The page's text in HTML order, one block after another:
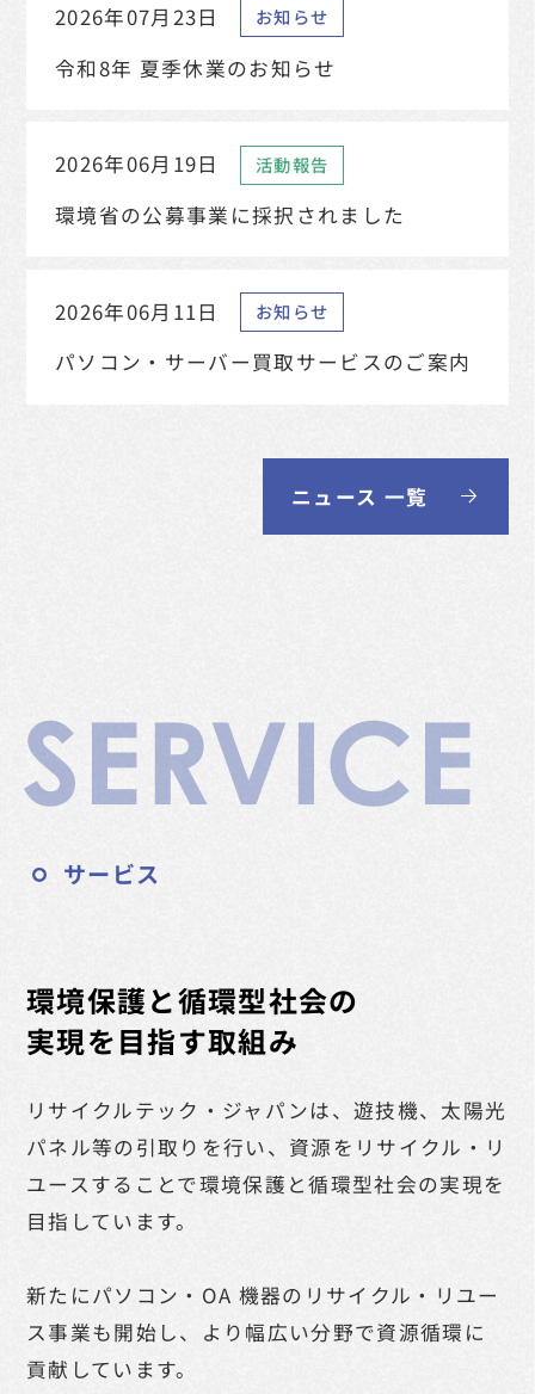
ニュース 一覧
2026年07月23日 お知らせ
令和8年 夏季休業のお知らせ
2026年06月19日 活動報告
環境省の公募事業に採択されました
2026年06月11日 お知らせ
パソコン・サーバー買取サービスのご案内
SERVICE
サービス
環境保護と循環型社会の
実現を目指す取組み
リサイクルテック・ジャパンは、遊技機、太陽光
パネル等の引取りを行い、 資源をリサイクル・リ
ユースすることで環境保護と循環型社会の実現を
目指しています。
新たにパソコン・OA 機器のリサイクル・リユー
ス事業も開始し、より幅広い分野で資源循環に
貢献しています。